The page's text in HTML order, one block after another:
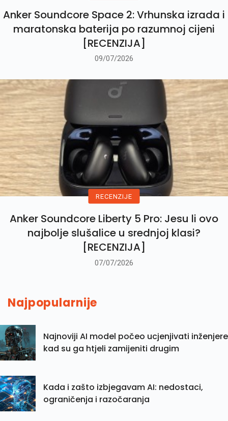
Anker Soundcore Space 2: Vrhunska izrada i
maratonska baterija po razumnoj cijeni
[RECENZIJA]
09/07/2026
RECENZIJE
Anker Soundcore Liberty 5 Pro: Jesu li ovo
najbolje slušalice u srednjoj klasi?
[RECENZIJA]
07/07/2026
Najpopularnije
Najnoviji AI model počeo ucjenjivati inženjere
kad su ga htjeli zamijeniti drugim
Kada i zašto izbjegavam AI: nedostaci,
ograničenja i razočaranja